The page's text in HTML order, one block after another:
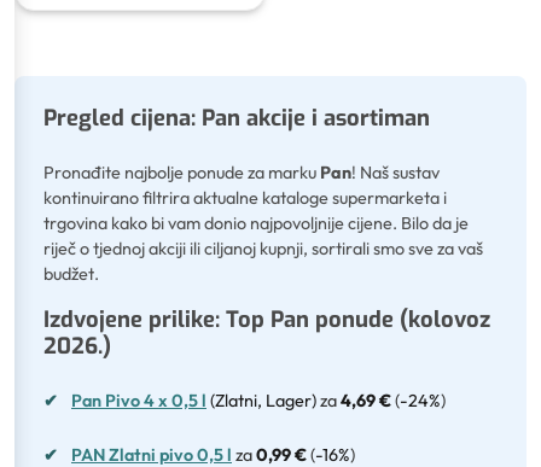
Pregled cijena: Pan akcije i asortiman
Pronađite najbolje ponude za marku Pan! Naš sustav
kontinuirano filtrira aktualne kataloge supermarketa i
trgovina kako bi vam donio najpovoljnije cijene. Bilo da je
riječ o tjednoj akciji ili ciljanoj kupnji, sortirali smo sve za vaš
budžet.
Izdvojene prilike: Top Pan ponude (kolovoz
2026.)
✔ Pan Pivo 4 x 0,5 l (Zlatni, Lager)za4,69 €(-24%)
✔ PAN Zlatni pivo 0,5 l za0,99 €(-16%)